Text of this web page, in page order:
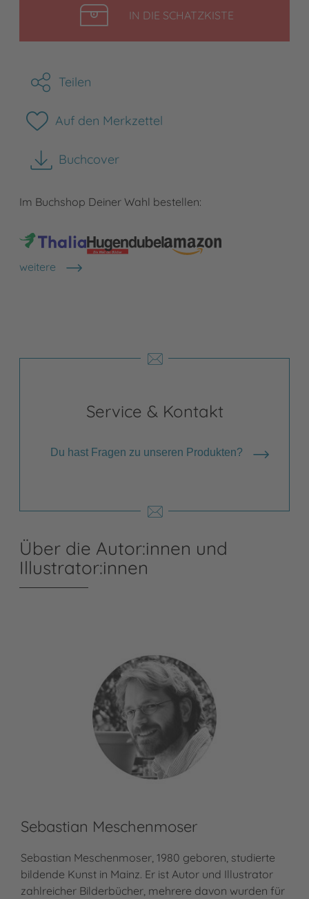
IN DIE SCHATZKISTELEGEN
Teilen
Auf den Merkzettel
Buchcover
herunterladen
Im Buchshop Deiner Wahl bestellen:
weitere
Shops anzeigen
Service & Kontakt
Du hast Fragen zu unseren Produkten?
Über die Autor:innen und
Illustrator:innen
Sebastian Meschenmoser
Sebastian Meschenmoser, 1980 geboren, studierte
bildende Kunst in Mainz. Er ist Autor und Illustrator
zahlreicher Bilderbücher, mehrere davon wurden für